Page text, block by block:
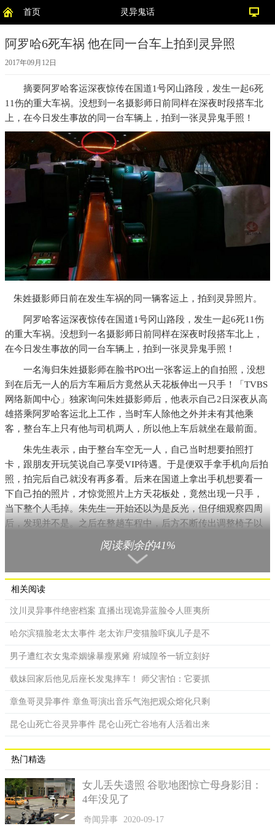
首页 灵异鬼话
阿罗哈6死车祸 他在同一台车上拍到灵异照
2017年09月12日
摘要阿罗哈客运深夜惊传在国道1号冈山路段，发生一起6死
11伤的重大车祸。没想到一名摄影师日前同样在深夜时段搭车北
上，在今日发生事故的同一台车辆上，拍到一张灵异鬼手照！
朱姓摄影师日前在发生车祸的同一辆客运上，拍到灵异照片。
阿罗哈客运深夜惊传在国道1号冈山路段，发生一起6死11伤
的重大车祸。没想到一名摄影师日前同样在深夜时段搭车北上，
在今日发生事故的同一台车辆上，拍到一张灵异鬼手照！
一名海归朱姓摄影师在脸书PO出一张客运上的自拍照，没想
到在后无一人的后方车厢后方竟然从天花板伸出一只手！「TVBS
网络新闻中心」独家询问朱姓摄影师后，他表示自己2日深夜从高
雄搭乘阿罗哈客运北上工作，当时车人除他之外并未有其他乘
客，整台车上只有他与司机两人，所以他上车后就坐在最前面。
朱先生表示，由于整台车空无一人，自己当时想要拍照打
卡，跟朋友开玩笑说自己享受VIP待遇。于是便双手拿手机向后拍
照，拍完后自己就没有再多看。后来在国道上拿出手机想要看一
下自己拍的照片，才惊觉照片上方天花板处，竟然出现一只手，
当下整个人毛掉。朱先生一开始还以为是反光，但仔细观察四周
后，发现并不是。之后在整趟车程中，后方不断传出调整椅子以
及皮椅摩擦的声音，甚至还感到有人在他耳边叹气，只好将原本
就系上的安全带调紧，闭上眼睛睡觉。
车子到了台北转运站后，司机将他叫醒，他也向司机出示拍
到的照片，司机看完后，当下表示要求他不要将照片PO上网，否
没记下司机名字，只记下车牌「720-FP」，之后便向友人们提及
此事。
在友人们起哄要求之下，朱姓摄影师便将照片PO上脸书，其
毛骨悚然的是，脸书自动标注功能竟然在空无一人的座位上辨识
到人脸，出现标注选项。
阅读剩余的41%
相关阅读
汶川灵异事件绝密档案 直播出现诡异蓝脸令人匪夷所
哈尔滨猫脸老太太事件 老太诈尸变猫脸吓疯儿子是不
男子遭红衣女鬼牵姻缘暴瘦累瘫 府城隍爷一斩立刻好
载妹回家后他见后座长发鬼摔车！ 师父害怕：它要抓
章鱼哥灵异事件 章鱼哥演出音乐气泡把观众熔化只剩
昆仑山死亡谷灵异事件 昆仑山死亡谷地有人活着出来
热门精选
女儿丢失遗照 谷歌地图惊亡母身影泪：
4年没见了
奇闻异事 2020-09-17